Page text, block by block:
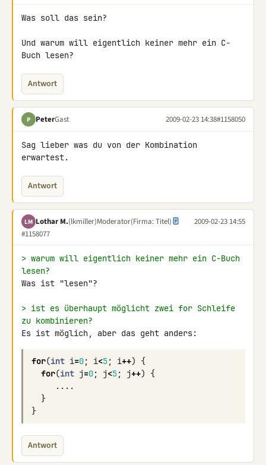
Was soll das sein?
Und warum will eigentlich keiner mehr ein C-
Buch lesen?
Antwort
P PeterGast 2009-02-23 14:38#1158050
Sag lieber was du von der Kombination
erwartest.
Antwort
LM Lothar M.(lkmiller)Moderator(Firma: Titel)
2009-02-23 14:55
#1158077
> warum will eigentlich keiner mehr ein C-Buch
lesen?
Was ist "lesen"?
> ist es überhaupt möglicht zwei for Schleife
zu kombinieren?
Es ist möglich, aber das geht anders:
for(int i=0; i<5; i++)
{
for(int j=0; j<5; j++)
{
....
}
}
Antwort